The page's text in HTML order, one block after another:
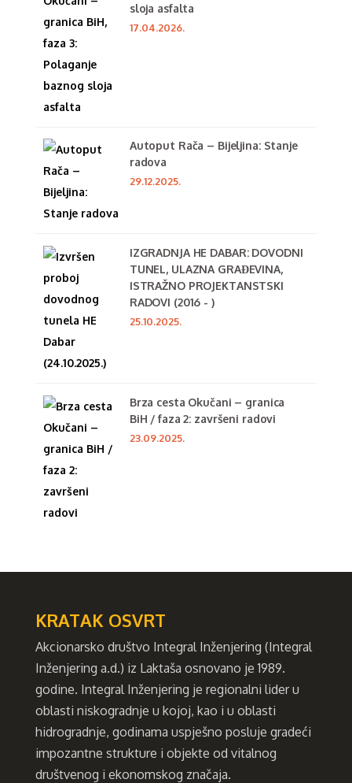
sloja asfalta
17.04.2026.
Autoput Rača – Bijeljina: Stanje
radova
29.12.2025.
IZGRADNJA HE DABAR: DOVODNI
TUNEL, ULAZNA GRAĐEVINA,
ISTRAŽNO PROJEKTANSTSKI
RADOVI (2016 - )
25.10.2025.
Brza cesta Okučani – granica
BiH / faza 2: završeni radovi
23.09.2025.
KRATAK OSVRT
Akcionarsko društvo Integral Inženjering (Integral
Inženjering a.d.) iz Laktaša osnovano je 1989.
godine. Integral Inženjering je regionalni lider u
oblasti niskogradnje u kojoj, kao i u oblasti
hidrogradnje, godinama uspješno posluje gradeći
impozantne strukture i objekte od vitalnog
društvenog i ekonomskog značaja.